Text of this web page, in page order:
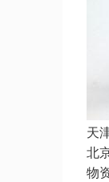
天
北
物